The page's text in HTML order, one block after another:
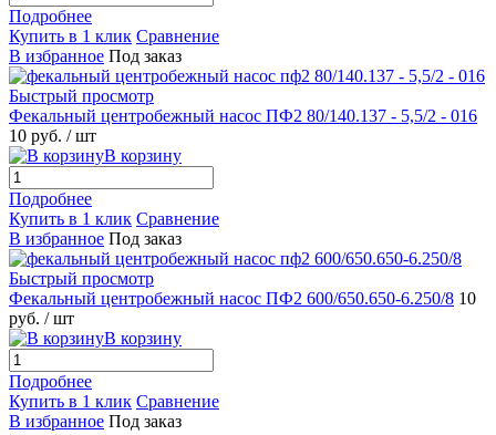
Подробнее
Купить в 1 клик Сравнение
В избранное Под заказ
Быстрый просмотр
Фекальный центробежный насос ПФ2 80/140.137 - 5,5/2 - 016
10 руб. / шт
В корзину
Подробнее
Купить в 1 клик Сравнение
В избранное Под заказ
Быстрый просмотр
Фекальный центробежный насос ПФ2 600/650.650-6.250/8 10
руб. / шт
В корзину
Подробнее
Купить в 1 клик Сравнение
В избранное Под заказ